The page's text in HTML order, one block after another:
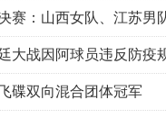
赛：山西女队、江苏男
大战因阿球员违反防疫
碟双向混合团体冠军